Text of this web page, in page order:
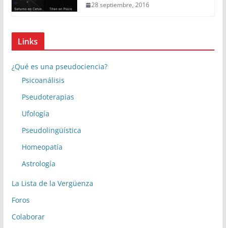
28 septiembre, 2016
Links
¿Qué es una pseudociencia?
Psicoanálisis
Pseudoterapias
Ufología
Pseudolingüística
Homeopatía
Astrología
La Lista de la Vergüenza
Foros
Colaborar